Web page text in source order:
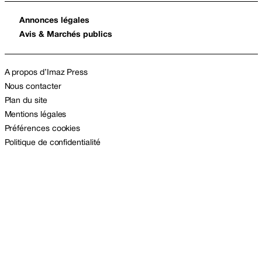
Annonces légales
Avis & Marchés publics
A propos d’Imaz Press
Nous contacter
Plan du site
Mentions légales
Préférences cookies
Politique de confidentialité